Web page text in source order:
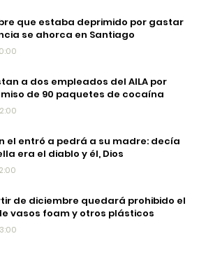
que estaba deprimido por gastar
se ahorca en Santiago
a dos empleados del AILA por
de 90 paquetes de cocaína
el entró a pedrá a su madre: decía
era el diablo y él, Dios
de diciembre quedará prohibido el
vasos foam y otros plásticos